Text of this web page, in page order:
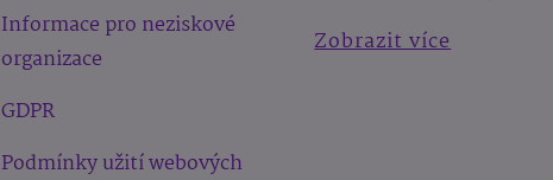
Informace pro neziskové
organizace
GDPR
Podmínky užití webových
Zobrazit více